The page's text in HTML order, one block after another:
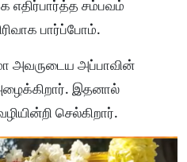
எதிர்பார்த்த சம்பவம்
பார்ப்போம்.
அவருடைய அப்பாவின்
அழைக்கிறார். இதனால்
செல்கிறார்.